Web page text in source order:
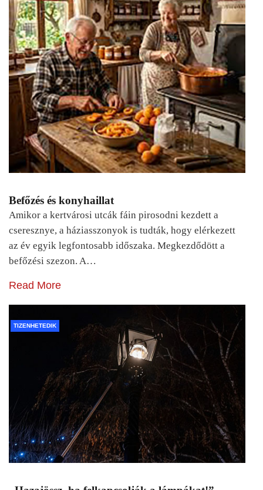
Befőzés és konyhaillat
Amikor a kertvárosi utcák fáin pirosodni kezdett a
cseresznye, a háziasszonyok is tudták, hogy elérkezett
az év egyik legfontosabb időszaka. Megkezdődött a
befőzési szezon. A…
Read More
TIZENHETEDIK